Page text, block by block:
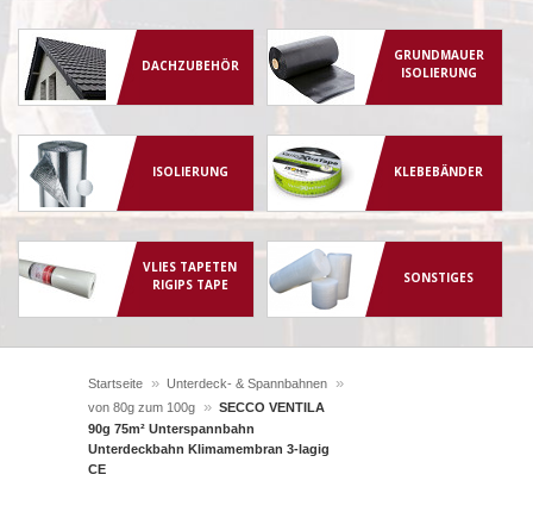
DACHZUBEHÖR
GRUNDMAUER
ISOLIERUNG
ISOLIERUNG KLEBEBÄNDER
VLIES TAPETEN
RIGIPS TAPE
SONSTIGES
Startseite » Unterdeck- & Spannbahnen »
von 80g zum 100g » SECCO VENTILA
90g 75m² Unterspannbahn
Unterdeckbahn Klimamembran 3-lagig
CE